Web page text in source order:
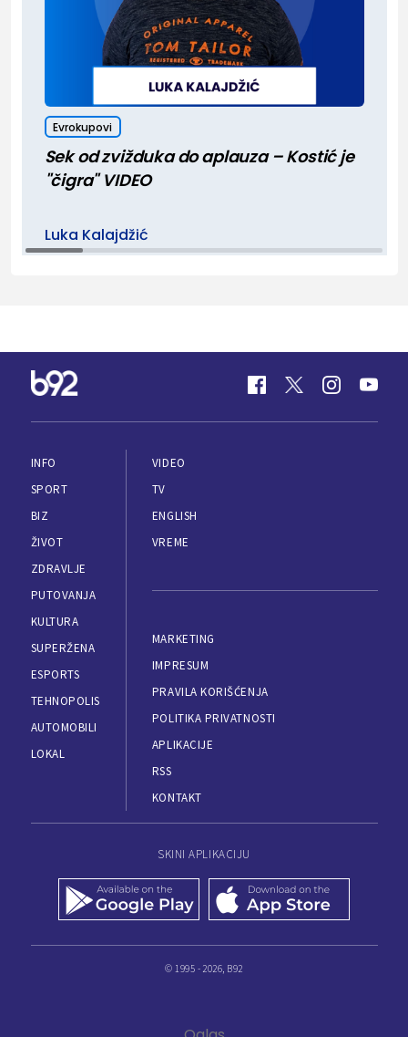
Evrokupovi
Sek od zvižduka do aplauza – Kostić je
"čigra" VIDEO
Luka Kalajdžić
INFO
SPORT
BIZ
ŽIVOT
ZDRAVLJE
PUTOVANJA
KULTURA
SUPERŽENA
ESPORTS
TEHNOPOLIS
AUTOMOBILI
LOKAL
VIDEO
TV
ENGLISH
VREME
MARKETING
IMPRESUM
PRAVILA KORIŠĆENJA
POLITIKA PRIVATNOSTI
APLIKACIJE
RSS
KONTAKT
SKINI APLIKACIJU
© 1995 - 2026, B92